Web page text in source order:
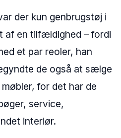
der kun genbrugstøj i
af en tilfældighed – fordi
et par reoler, han
de også at sælge
for det har de
service,
interiør.